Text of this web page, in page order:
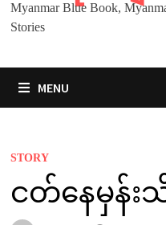
Myanmar Blue Book,
Stories
MENU
STORY
ငတ်နေမှန်